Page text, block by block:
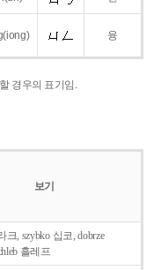
(iong) 융
경우의 표기임.
보기
크, szybko 십코, dobrze
흘레프